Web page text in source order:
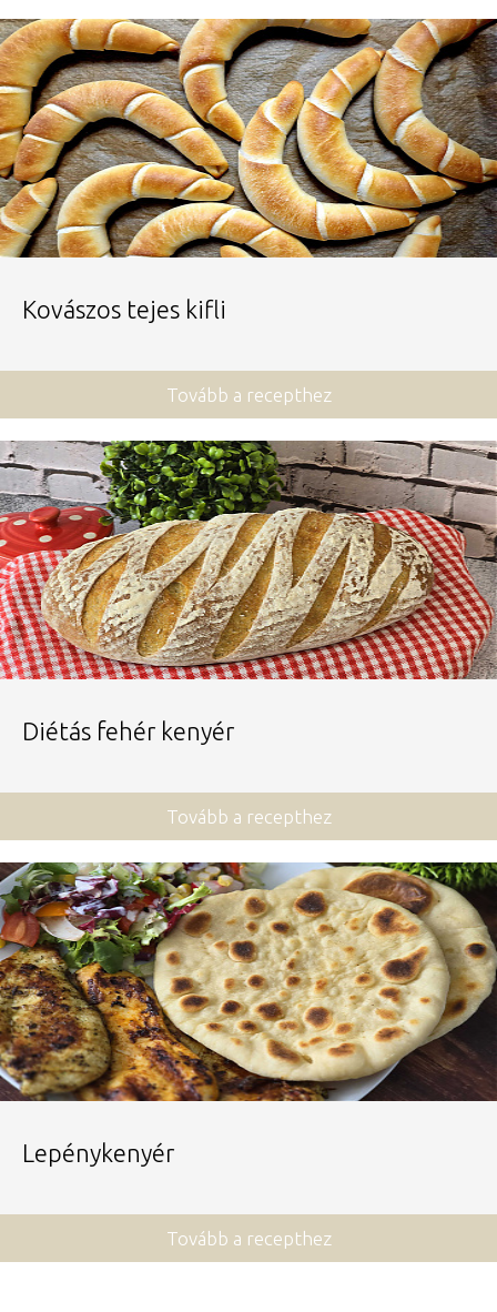
Kovászos tejes kifli
Tovább a recepthez
Diétás fehér kenyér
Tovább a recepthez
Lepénykenyér
Tovább a recepthez